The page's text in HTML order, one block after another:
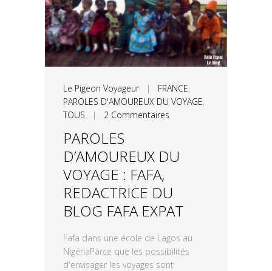
Le Pigeon Voyageur| FRANCE,
PAROLES D'AMOUREUX DU VOYAGE,
TOUS | 2 Commentaires
PAROLES
D’AMOUREUX DU
VOYAGE : FAFA,
REDACTRICE DU
BLOG FAFA EXPAT
Fafa dans une école de Lagos au
NigériaParce que les possibilités
d'envisager les voyages sont